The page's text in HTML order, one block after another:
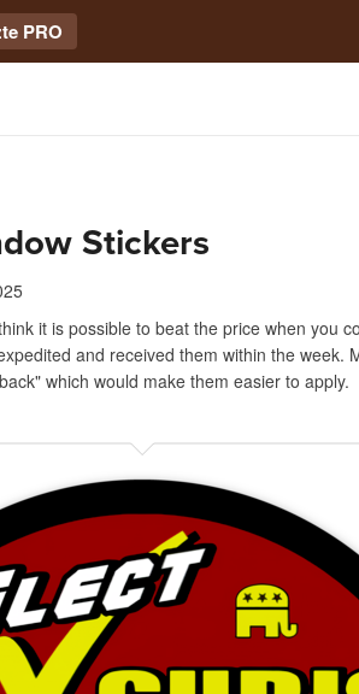
PRO
Stickers
it is possible to beat the price when you
and received them within the week.
which would make them easier to apply.